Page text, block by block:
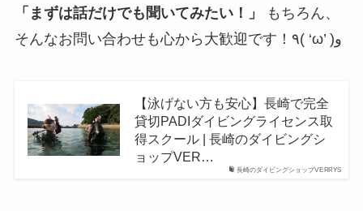
「まずは話だけでも聞いてみたい！」
もちろん、
そんなお問い合わせも心から大歓迎です！٩( ‘ω’ )و
長崎のダイビングショップVERRYS
【泳げない方も安心】長崎で完全
貸切PADIダイビングライセンス取
得スクール | 長崎のダイビングシ
ョップVER…